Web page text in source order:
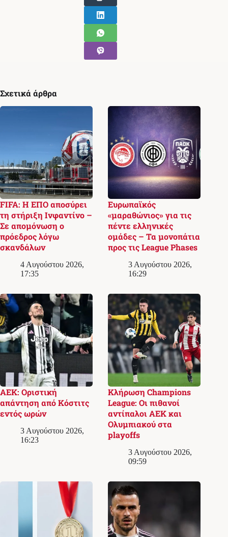
Σχετικά άρθρα
FIFA: Η ΕΠΟ αποσύρει
τη στήριξη Ινφαντίνο –
Σε απομόνωση ο
πρόεδρος λόγω
σκανδάλων
4 Αυγούστου 2026,
17:35
Ευρωπαϊκός
«μαραθώνιος» για τις
πέντε ελληνικές
ομάδες – Τα μονοπάτια
προς τις League Phases
3 Αυγούστου 2026,
16:29
ΑΕΚ: Οριστική
απάντηση από Κόστιτς
εντός ωρών
3 Αυγούστου 2026,
16:23
Κλήρωση Champions
League: Οι πιθανοί
αντίπαλοι ΑΕΚ και
Ολυμπιακού στα
playoffs
3 Αυγούστου 2026,
09:59